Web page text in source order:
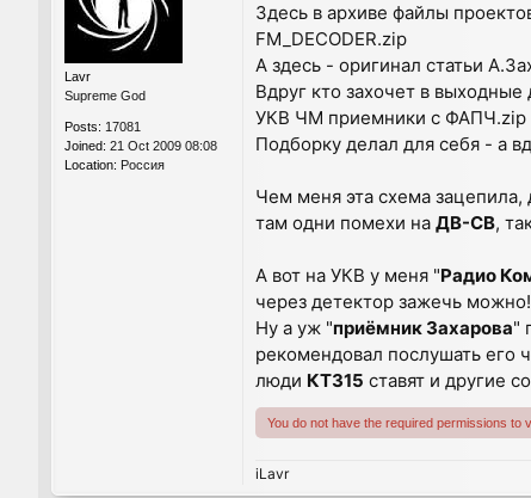
Lavr
Supreme God
Posts: 17081
Joined: 21 Oct 2009 08:08
Location: Россия
s
t
Здесь в архиве файлы
FM_DECODER.zip
А здесь - оригинал статьи
Вдруг кто захочет в
УКВ ЧМ приемники с ФАПЧ.zip
Подборку делал для себя - а
Чем меня эта схема зацепила,
там одни помехи на ДВ-СВ,
А вот на УКВ у меня "Радио
через детектор зажечь можно!
Ну а уж "приёмник Захарова"
рекомендовал послушать его
люди КТ315 ставят и другие
You do not have the required permissions to
iLavr